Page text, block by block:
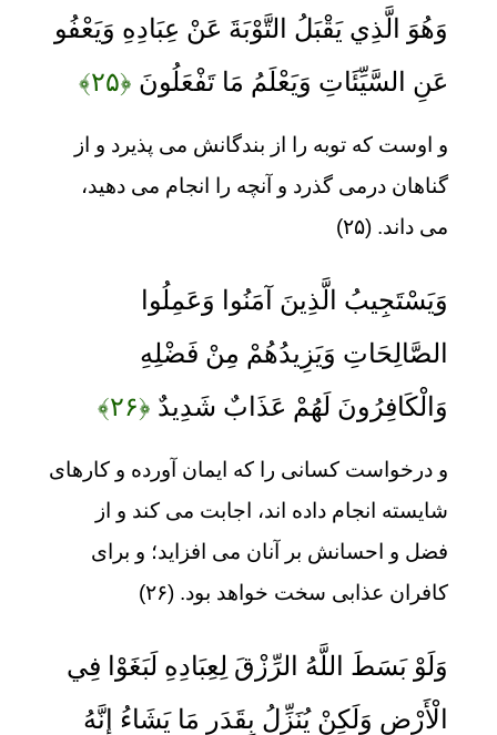
وَهُوَ الَّذِي يَقْبَلُ التَّوْبَةَ عَنْ عِبَادِهِ وَيَعْفُو
عَنِ السَّيِّئَاتِ وَيَعْلَمُ مَا تَفْعَلُونَ ﴿۲۵﴾
و اوست که توبه را از بندگانش می پذیرد و از
گناهان درمی گذرد و آنچه را انجام می دهید،
می داند. (۲۵)
وَيَسْتَجِيبُ الَّذِينَ آمَنُوا وَعَمِلُوا
الصَّالِحَاتِ وَيَزِيدُهُمْ مِنْ فَضْلِهِ
وَالْكَافِرُونَ لَهُمْ عَذَابٌ شَدِيدٌ ﴿۲۶﴾
و درخواست کسانی را که ایمان آورده و کارهای
شایسته انجام داده اند، اجابت می کند و از
فضل و احسانش بر آنان می افزاید؛ و برای
کافران عذابی سخت خواهد بود. (۲۶)
وَلَوْ بَسَطَ اللَّهُ الرِّزْقَ لِعِبَادِهِ لَبَغَوْا فِي
الْأَرْضِ وَلَكِنْ يُنَزِّلُ بِقَدَرٍ مَا يَشَاءُ إِنَّهُ